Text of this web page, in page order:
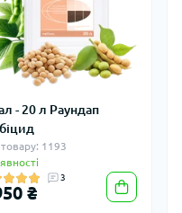
- 20 л Раундап
1193
3
₴